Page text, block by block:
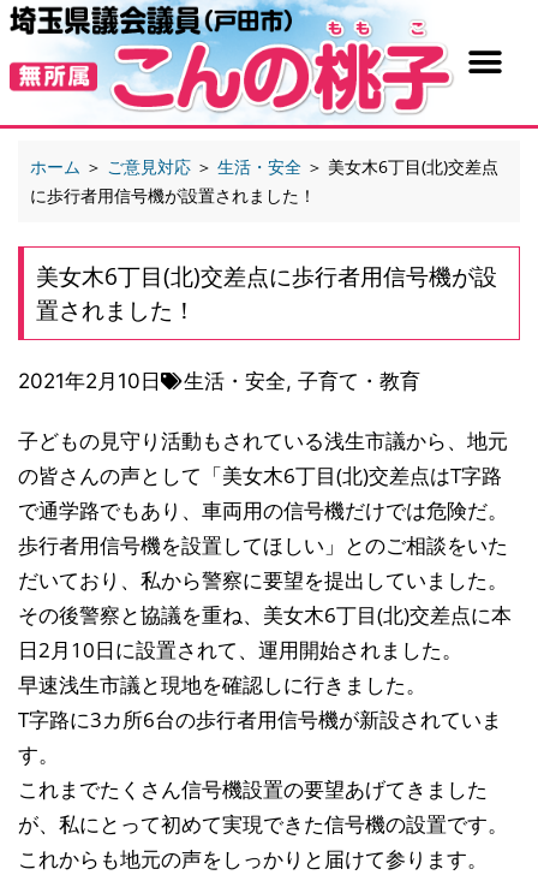
ホーム ＞ ご意見対応 ＞ 生活・安全 ＞ 美女木6丁目(北)交差点
に歩行者用信号機が設置されました！
美女木6丁目(北)交差点に歩行者用信号機が設
置されました！
2021年2月10日 生活・安全, 子育て・教育
子どもの見守り活動もされている浅生市議から、地元
の皆さんの声として「美女木6丁目(北)交差点はT字路
で通学路でもあり、車両用の信号機だけでは危険だ。
歩行者用信号機を設置してほしい」とのご相談をいた
だいており、私から警察に要望を提出していました。
その後警察と協議を重ね、美女木6丁目(北)交差点に本
日2月10日に設置されて、運用開始されました。
早速浅生市議と現地を確認しに行きました。
T字路に3カ所6台の歩行者用信号機が新設されていま
す。
これまでたくさん信号機設置の要望あげてきました
が、私にとって初めて実現できた信号機の設置です。
これからも地元の声をしっかりと届けて参ります。